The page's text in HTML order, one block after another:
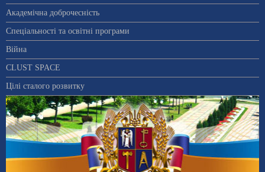
Академічна доброчесність
Спеціальності та освітні програми
Війна
CLUST SPACE
Цілі сталого розвитку